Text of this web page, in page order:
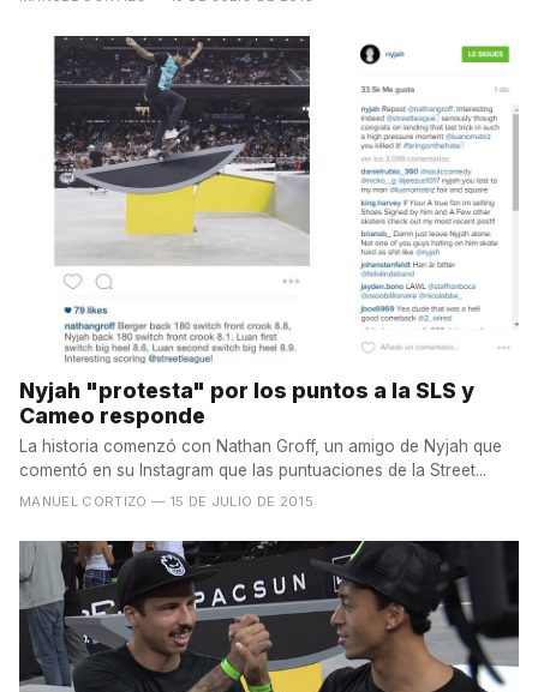
Nyjah "protesta" por los puntos a la SLS y
Cameo responde
La historia comenzó con Nathan Groff, un amigo de Nyjah que
comentó en su Instagram que las puntuaciones de la Street...
MANUEL CORTIZO — 15 DE JULIO DE 2015